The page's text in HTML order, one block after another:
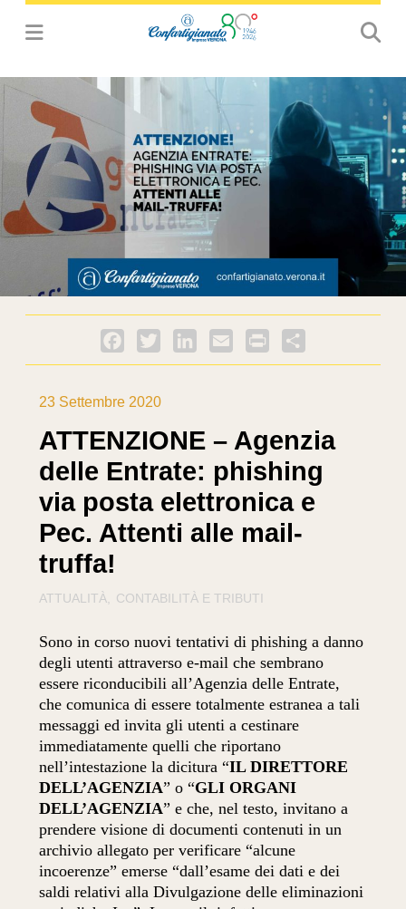
Facebook
Twitter LinkedInEmail PrintFriendly
23 Settembre 2020
ATTENZIONE – Agenzia
delle Entrate: phishing
via posta elettronica e
Pec. Attenti alle mail-
truffa!
ATTUALITÀ CONTABILITÀ E TRIBUTI
Sono in corso nuovi tentativi di phishing a danno
degli utenti attraverso e-mail che sembrano
essere riconducibili all’Agenzia delle Entrate,
che comunica di essere totalmente estranea a tali
messaggi ed invita gli utenti a cestinare
immediatamente quelli che riportano
nell’intestazione la dicitura “IL DIRETTORE
DELL’AGENZIA” o “GLI ORGANI
DELL’AGENZIA” e che, nel testo, invitano a
prendere visione di documenti contenuti in un
archivio allegato per verificare “alcune
incoerenze” emerse “dall’esame dei dati e dei
saldi relativi alla Divulgazione delle eliminazioni